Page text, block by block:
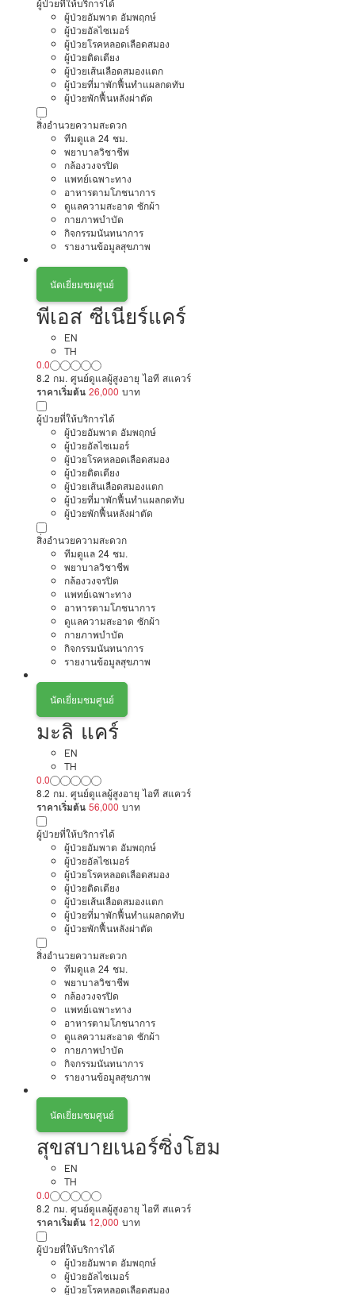
ผู้ป่วยที่ให้บริการได้
ผู้ป่วยอัมพาต อัมพฤกษ์
ผู้ป่วยอัลไซเมอร์
ผู้ป่วยโรคหลอดเลือดสมอง
ผู้ป่วยติดเตียง
ผู้ป่วยเส้นเลือดสมองแตก
ผู้ป่วยที่มาพักฟื้นทำแผลกดทับ
ผู้ป่วยพักฟื้นหลังผ่าตัด
สิ่งอำนวยความสะดวก
ทีมดูแล 24 ชม.
พยาบาลวิชาชีพ
กล้องวงจรปิด
แพทย์เฉพาะทาง
อาหารตามโภชนาการ
ดูแลความสะอาด ซักผ้า
กายภาพบำบัด
กิจกรรมนันทนาการ
รายงานข้อมูลสุขภาพ
นัดเยี่ยมชมศูนย์
พีเอส ซีเนียร์แคร์
EN
TH
0.0
8.2 กม. ศูนย์ดูแลผู้สูงอายุ ไอที สแควร์
ราคาเริ่มต้น 26,000 บาท
ผู้ป่วยที่ให้บริการได้
ผู้ป่วยอัมพาต อัมพฤกษ์
ผู้ป่วยอัลไซเมอร์
ผู้ป่วยโรคหลอดเลือดสมอง
ผู้ป่วยติดเตียง
ผู้ป่วยเส้นเลือดสมองแตก
ผู้ป่วยที่มาพักฟื้นทำแผลกดทับ
ผู้ป่วยพักฟื้นหลังผ่าตัด
สิ่งอำนวยความสะดวก
ทีมดูแล 24 ชม.
พยาบาลวิชาชีพ
กล้องวงจรปิด
แพทย์เฉพาะทาง
อาหารตามโภชนาการ
ดูแลความสะอาด ซักผ้า
กายภาพบำบัด
กิจกรรมนันทนาการ
รายงานข้อมูลสุขภาพ
นัดเยี่ยมชมศูนย์
มะลิ แคร์
EN
TH
0.0
8.2 กม. ศูนย์ดูแลผู้สูงอายุ ไอที สแควร์
ราคาเริ่มต้น 56,000 บาท
ผู้ป่วยที่ให้บริการได้
ผู้ป่วยอัมพาต อัมพฤกษ์
ผู้ป่วยอัลไซเมอร์
ผู้ป่วยโรคหลอดเลือดสมอง
ผู้ป่วยติดเตียง
ผู้ป่วยเส้นเลือดสมองแตก
ผู้ป่วยที่มาพักฟื้นทำแผลกดทับ
ผู้ป่วยพักฟื้นหลังผ่าตัด
สิ่งอำนวยความสะดวก
ทีมดูแล 24 ชม.
พยาบาลวิชาชีพ
กล้องวงจรปิด
แพทย์เฉพาะทาง
อาหารตามโภชนาการ
ดูแลความสะอาด ซักผ้า
กายภาพบำบัด
กิจกรรมนันทนาการ
รายงานข้อมูลสุขภาพ
นัดเยี่ยมชมศูนย์
สุขสบายเนอร์ซิ่งโฮม
EN
TH
0.0
8.2 กม. ศูนย์ดูแลผู้สูงอายุ ไอที สแควร์
ราคาเริ่มต้น 12,000 บาท
ผู้ป่วยที่ให้บริการได้
ผู้ป่วยอัมพาต อัมพฤกษ์
ผู้ป่วยอัลไซเมอร์
ผู้ป่วยโรคหลอดเลือดสมอง